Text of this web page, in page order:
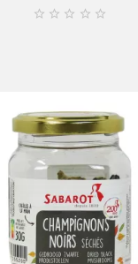
    